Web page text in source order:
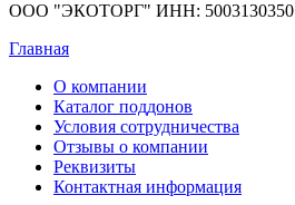
ООО "ЭКОТОРГ" ИНН: 5003130350
Главная
О компании
Каталог поддонов
Условия сотрудничества
Отзывы о компании
Реквизиты
Контактная информация